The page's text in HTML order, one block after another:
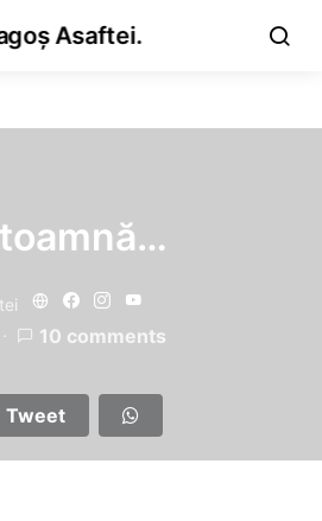
Asaftei.
10 comments
Tweet